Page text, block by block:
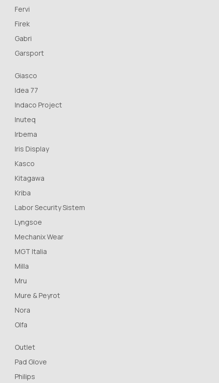
Fervi
Firek
Gabri
Garsport
Giasco
Idea 77
Indaco Project
Inuteq
Irbema
Iris Display
Kasco
Kitagawa
Kriba
Labor Security Sistem
Lyngsoe
Mechanix Wear
MGT Italia
Milla
Mru
Mure & Peyrot
Nora
Olfa
Outlet
Pad Glove
Philips